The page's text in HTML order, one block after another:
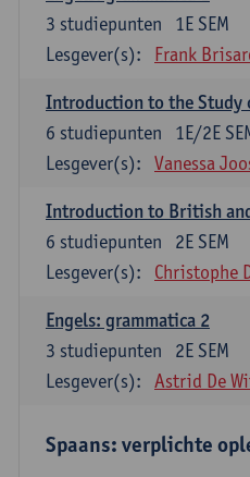
1E SEM
3 studiepunten
Lesgever(s):
Frank
Introduction to the Study
1E/2E
6 studiepunten
Lesgever(s):
Vanessa
Introduction to British
2E SEM
6 studiepunten
Lesgever(s):
Christophe
Engels: grammatica 2
2E SEM
3 studiepunten
Lesgever(s):
Astrid De
Spaans: verplichte